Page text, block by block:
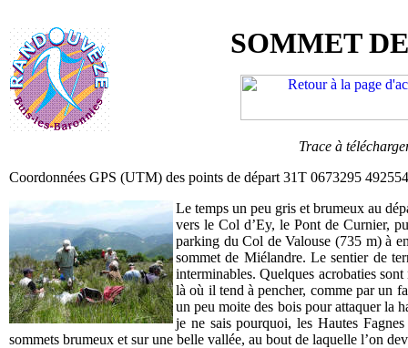
SOMMET
Trace à
Coordonnées GPS (UTM) des points de départ 31T 0673295
Le temps un peu gris et brumeux au
vers le Col d’Ey, le Pont de Curnier,
parking du Col de Valouse (735 m) à
sommet de Miélandre. Le sentier de
interminables. Quelques acrobaties
là où il tend à pencher, comme par un
un peu moite des bois pour attaquer la
je ne sais pourquoi, les Hautes
sommets brumeux et sur une belle vallée, au bout de laquelle l’on